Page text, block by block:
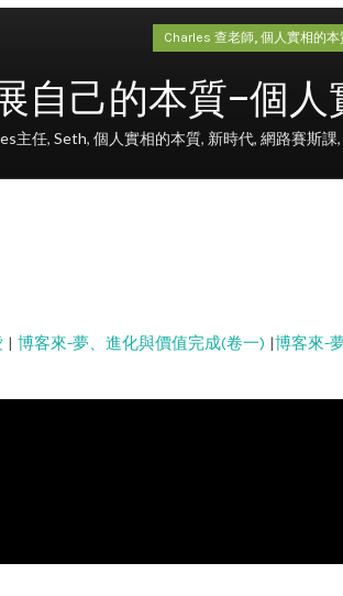
Charles 查老師, 個人實相的本
自己的本質–個
主任, Seth, 個人實相的本質, 新時代, 網路賽斯課,
| 博客來-夢、進化與價值完成(卷一) |博客來-